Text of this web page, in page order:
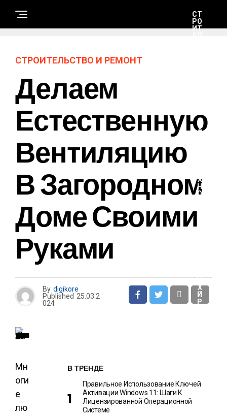
СТ
РО
ИТ
Н
А
Х
Н
О
Ы
Х
И
Р
СТРОИТЕЛЬСТВО И РЕМОНТ
Делаем
Естественную
Вентиляцию
В Загородном
Доме Своими
Руками
By digikore
Published 25.03.2
024
Мн
оги
е
лю
В ТРЕНДЕ
Правильное Использование Ключей
Активации Windows 11: Шаги К
Лицензированной Операционной
Системе